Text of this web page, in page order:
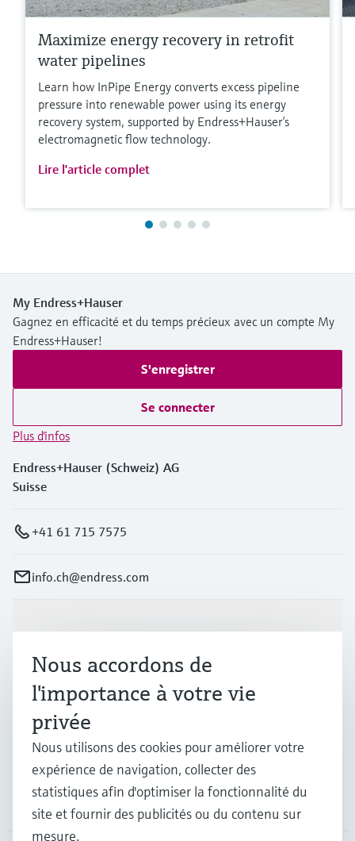
Maximize energy recovery in retrofit
water pipelines
Learn how InPipe Energy converts excess pipeline
pressure into renewable power using its energy
recovery system, supported by Endress+Hauser’s
electromagnetic flow technology.
Lire l'article complet
My Endress+Hauser
Gagnez en efficacité et du temps précieux avec un compte My
Endress+Hauser!
S'enregistrer
Se connecter
Plus d'infos
Endress+Hauser (Schweiz) AG
Suisse
+41 61 715 7575
info.ch@endress.com
Produits et services
Industries
Support
Société
Nous accordons de
l'importance à votre vie
privée
Nous utilisons des cookies pour améliorer votre
expérience de navigation, collecter des
statistiques afin d'optimiser la fonctionnalité du
site et fournir des publicités ou du contenu sur
mesure.